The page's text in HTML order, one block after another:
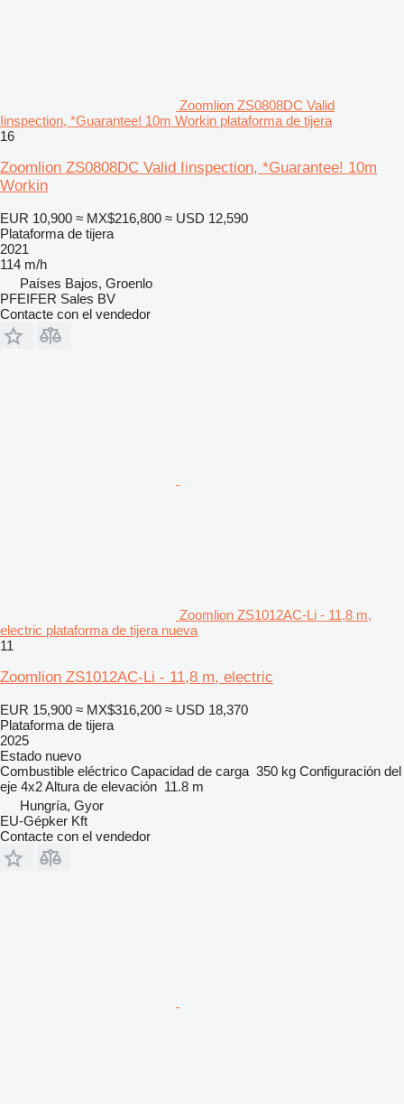
Zoomlion ZS0808DC Valid
Iinspection, *Guarantee! 10m Workin plataforma de tijera
16
Zoomlion ZS0808DC Valid Iinspection, *Guarantee! 10m
Workin
EUR 10,900 ≈ MX$216,800 ≈ USD 12,590
Plataforma de tijera
2021
114 m/h
Países Bajos, Groenlo
PFEIFER Sales BV
Contacte con el vendedor
Zoomlion ZS1012AC-Li - 11,8 m,
electric plataforma de tijera nueva
11
Zoomlion ZS1012AC-Li - 11,8 m, electric
EUR 15,900 ≈ MX$316,200 ≈ USD 18,370
Plataforma de tijera
2025
Estado nuevo
Combustible eléctrico Capacidad de carga 350 kg Configuración del
eje 4x2Altura de elevación 11.8 m
Hungría, Gyor
EU-Gépker Kft
Contacte con el vendedor